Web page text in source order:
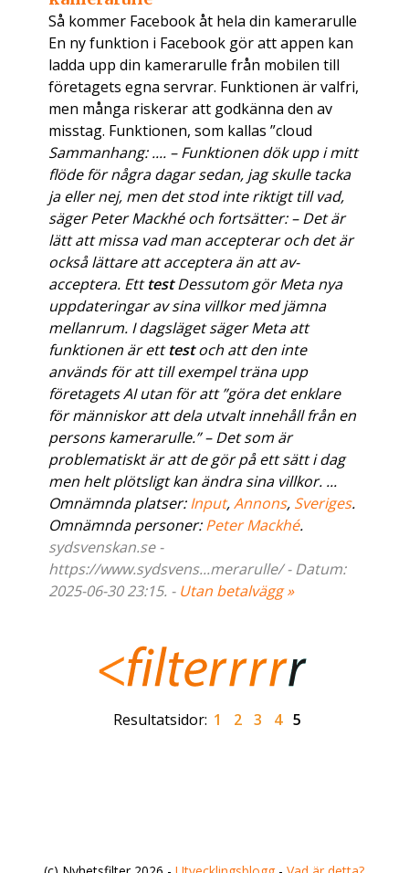
Så kommer Facebook åt hela din kamerarulle
En ny funktion i Facebook gör att appen kan
ladda upp din kamerarulle från mobilen till
företagets egna servrar. Funktionen är valfri,
men många riskerar att godkänna den av
misstag. Funktionen, som kallas ”cloud
Sammanhang: .... – Funktionen dök upp i mitt
flöde för några dagar sedan, jag skulle tacka
ja eller nej, men det stod inte riktigt till vad,
säger Peter Mackhé och fortsätter: – Det är
lätt att missa vad man accepterar och det är
också lättare att acceptera än att av-
acceptera. EtttestDessutom gör Meta nya
uppdateringar av sina villkor med jämna
mellanrum. I dagsläget säger Meta att
funktionen är etttestoch att den inte
används för att till exempel träna upp
företagets AI utan för att ”göra det enklare
för människor att dela utvalt innehåll från en
persons kamerarulle.” – Det som är
problematiskt är att de gör på ett sätt i dag
men helt plötsligt kan ändra sina villkor. ...
Omnämnda platser:Input,Annons, Sveriges.
Omnämnda personer:Peter Mackhé.
sydsvenskan.se -
https://www.sydsvens...merarulle/ - Datum:
2025-06-30 23:15. - Utan betalvägg »
Resultatsidor: 1 2 3 4 5